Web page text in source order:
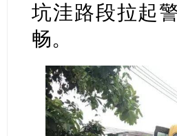
坑洼路段拉起
畅。